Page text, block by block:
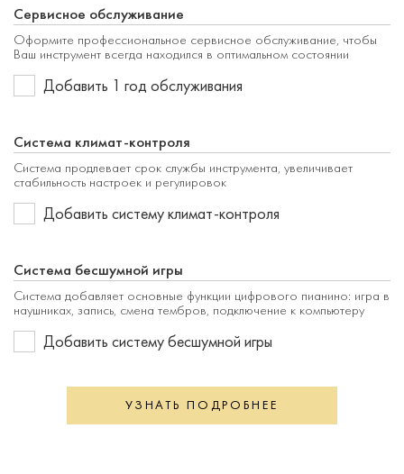
Сервисное обслуживание
Оформите профессиональное сервисное обслуживание, чтобы
Ваш инструмент всегда находился в оптимальном состоянии
Добавить 1 год обслуживания
Система климат-контроля
Система продлевает срок службы инструмента, увеличивает
стабильность настроек и регулировок
Добавить систему климат-контроля
Система бесшумной игры
Система добавляет основные функции цифрового пианино: игра в
наушниках, запись, смена тембров, подключение к компьютеру
Добавить систему бесшумной игры
УЗНАТЬ ПОДРОБНЕЕ